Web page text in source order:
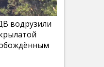
водрузили